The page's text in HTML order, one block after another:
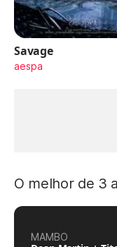
Savage
aespa
O melhor de 3
MAMBO